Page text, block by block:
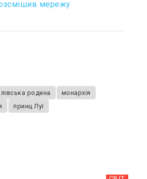
мережу
родина
монархія
принц Луї